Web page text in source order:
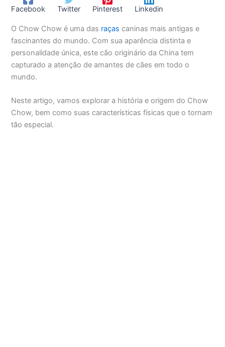
Facebook Twitter Pinterest Linkedin
O Chow Chow é uma das raças caninas mais antigas e
fascinantes do mundo. Com sua aparência distinta e
personalidade única, este cão originário da China tem
capturado a atenção de amantes de cães em todo o
mundo.
Neste artigo, vamos explorar a história e origem do Chow
Chow, bem como suas características físicas que o tornam
tão especial.